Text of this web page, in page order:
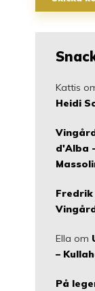
Kattis
Heidi
d'Alba
Fredrik
Ella om
–
På